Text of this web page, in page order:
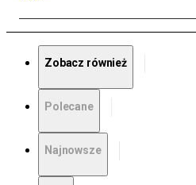
Zobacz również
Polecane
Najnowsze